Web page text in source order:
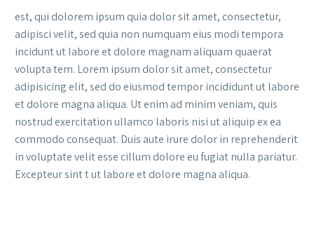
est, qui dolorem ipsum quia dolor sit amet, consectetur,
adipisci velit, sed quia non numquam eius modi tempora
incidunt ut labore et dolore magnam aliquam quaerat
volupta tem. Lorem ipsum dolor sit amet, consectetur
adipisicing elit, sed do eiusmod tempor incididunt ut labore
et dolore magna aliqua. Ut enim ad minim veniam, quis
nostrud exercitation ullamco laboris nisi ut aliquip ex ea
commodo consequat. Duis aute irure dolor in reprehenderit
in voluptate velit esse cillum dolore eu fugiat nulla pariatur.
Excepteur sint t ut labore et dolore magna aliqua.